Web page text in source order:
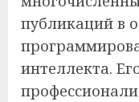
публикаций в
интеллекта.